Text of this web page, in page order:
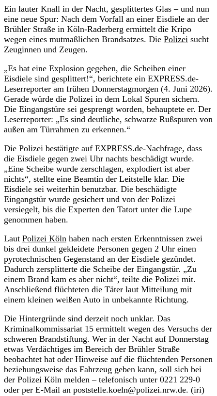
Ein lauter Knall in der Nacht, gesplittertes Glas – und nun
eine neue Spur: Nach dem Vorfall an einer Eisdiele an der
Brühler Straße in Köln-Raderberg ermittelt die Kripo
wegen eines mutmaßlichen Brandsatzes. Die Polizei sucht
Zeuginnen und Zeugen.
„Es hat eine Explosion gegeben, die Scheiben einer
Eisdiele sind gesplittert!“, berichtete ein EXPRESS.de-
Leserreporter am frühen Donnerstagmorgen (4. Juni 2026).
Gerade würde die Polizei in dem Lokal Spuren sichern.
Die Eingangstüre sei gesprengt worden, behauptete er. Der
Leserreporter: „Es sind deutliche, schwarze Rußspuren von
außen am Türrahmen zu erkennen.“
Die Polizei bestätigte auf EXPRESS.de-Nachfrage, dass
die Eisdiele gegen zwei Uhr nachts beschädigt wurde.
„Eine Scheibe wurde zerschlagen, explodiert ist aber
nichts“, stellte eine Beamtin der Leitstelle klar. Die
Eisdiele sei weiterhin benutzbar. Die beschädigte
Eingangstür wurde gesichert und von der Polizei
versiegelt, bis die Experten den Tatort unter die Lupe
genommen haben.
Laut Polizei Köln haben nach ersten Erkenntnissen zwei
bis drei dunkel gekleidete Personen gegen 2 Uhr einen
pyrotechnischen Gegenstand an der Eisdiele gezündet.
Dadurch zersplitterte die Scheibe der Eingangstür. „Zu
einem Brand kam es aber nicht“, teilte die Polizei mit.
Anschließend flüchteten die Täter laut Mitteilung mit
einem kleinen weißen Auto in unbekannte Richtung.
Die Hintergründe sind derzeit noch unklar. Das
Kriminalkommissariat 15 ermittelt wegen des Versuchs der
schweren Brandstiftung. Wer in der Nacht auf Donnerstag
etwas Verdächtiges im Bereich der Brühler Straße
beobachtet hat oder Hinweise auf die flüchtenden Personen
beziehungsweise das Fahrzeug geben kann, soll sich bei
der Polizei Köln melden – telefonisch unter 0221 229-0
oder per E-Mail an poststelle.koeln@polizei.nrw.de. (iri)